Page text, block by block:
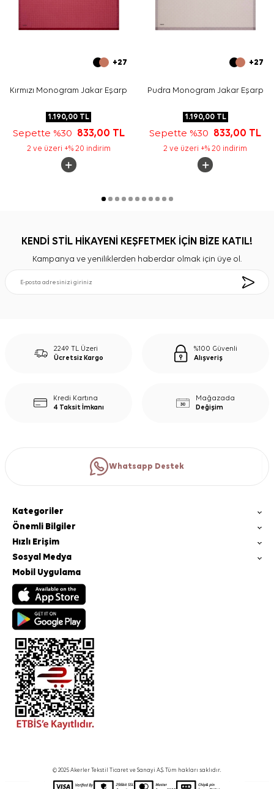
+27
Kırmızı Monogram Jakar Eşarp
1.190,00 TL
Sepette %30 833,00 TL
2 ve üzeri +% 20 indirim
+27
Pudra Monogram Jakar Eşarp
1.190,00TL
Sepette %30 833,00 TL
2 ve üzeri +% 20 indirim
KENDİ STİL HİKAYENİ KEŞFETMEK İÇİN BİZE KATIL!
Kampanya ve yeniliklerden haberdar olmak için üye ol.
2249 TL Üzeri
Ücretsiz Kargo
%100 Güvenli
Alışveriş
Kredi Kartına
4 Taksit İmkanı
Mağazada
Değişim
Whatsapp Destek
Kategoriler
Önemli Bilgiler
Hızlı Erişim
Sosyal Medya
Mobil Uygulama
© 2025 Akerler Tekstil Ticaret ve Sanayi A.Ş. Tüm hakları saklıdır.